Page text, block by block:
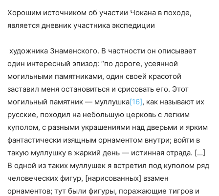
Хорошим источником об участии Чокана в походе,
является дневник участника экспедиции
художника Знаменского. В частности он описывает
один интересный эпизод: “по дороге, усеянной
могильными памятниками, один своей красотой
заставил меня остановиться и срисовать его. Этот
могильный памятник — муллушка[16], как называют их
русские, походил на небольшую церковь с легким
куполом, с разными украшениями над дверьми и ярким
фантастически изящным орнаментом внутри; войти в
такую муллушку в жаркий день — истинная отрада. […]
В одной из таких муллушек я встретил под куполом ряд
человеческих фигур, [нарисованных] взамен
орнаментов; тут были фигуры, поражающие тигров и